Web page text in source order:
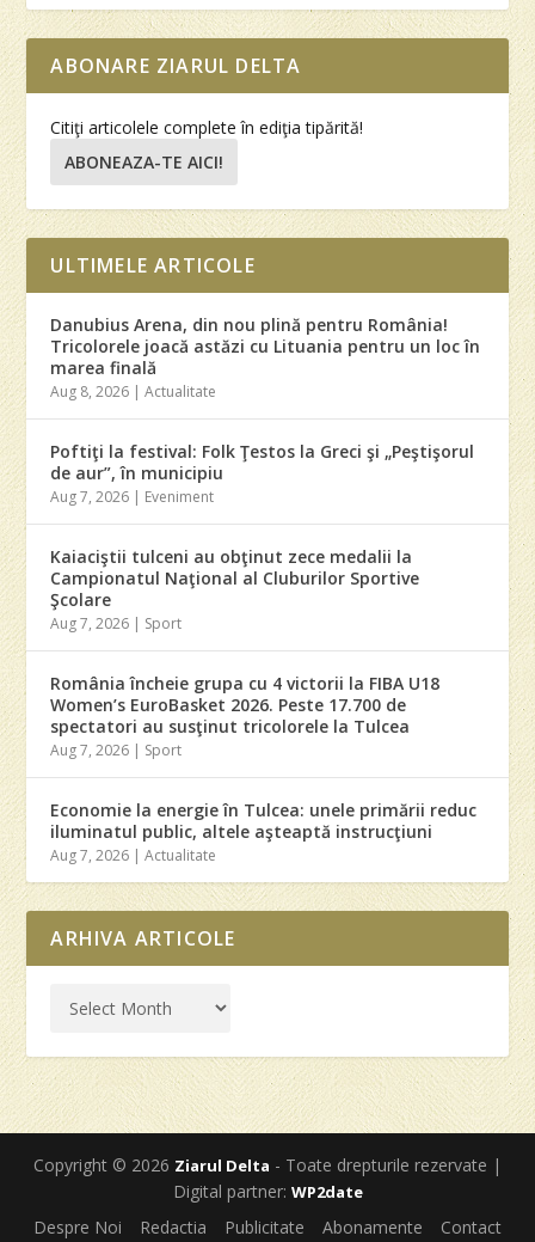
ABONARE ZIARUL DELTA
Citiţi articolele complete în ediţia tipărită!
ABONEAZA-TE AICI!
ULTIMELE ARTICOLE
Danubius Arena, din nou plină pentru România!
Tricolorele joacă astăzi cu Lituania pentru un loc în
marea finală
Aug 8, 2026 |Actualitate
Poftiţi la festival: Folk Ţestos la Greci şi „Peştişorul
de aur”, în municipiu
Aug 7, 2026 | Eveniment
Kaiaciştii tulceni au obţinut zece medalii la
Campionatul Naţional al Cluburilor Sportive
Şcolare
Aug 7, 2026 | Sport
România încheie grupa cu 4 victorii la FIBA U18
Women’s EuroBasket 2026. Peste 17.700 de
spectatori au susţinut tricolorele la Tulcea
Aug 7, 2026 | Sport
Economie la energie în Tulcea: unele primării reduc
iluminatul public, altele aşteaptă instrucţiuni
Aug 7, 2026 |Actualitate
ARHIVA ARTICOLE
Copyright © 2026 Ziarul Delta - Toate drepturile rezervate |
Digital partner: WP2date
Despre Noi Redactia Publicitate Abonamente Contact